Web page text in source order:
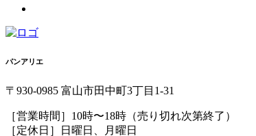
パンアリエ
〒930-0985 富山市田中町3丁目1-31
［営業時間］10時〜18時（売り切れ次第終了）
［定休日］日曜日、月曜日